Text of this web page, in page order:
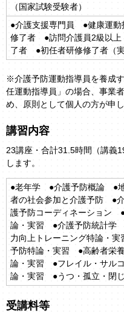
（国家試験受験者）
●介護支援専門員 ●健康運
修了者 ●訪問介護員2級以上
了者 ●初任者研修修了者（
※介護予防運動指導員を養成
任運動指導員」の場合、事業
め、原則として個人の方が申
講習内容
23講座・合計31.5時間（講義
します。
●老年学 ●介護予防概論 ●
者の社会参加と介護予防 ●
護予防コーディネーション
論・実習 ●介護予防統計学
力向上トレーニング特論・
予防特論・実習 ●高齢者栄
論・実習 ●フレイル・サル
論・実習 ●うつ・孤立・閉
受講料等